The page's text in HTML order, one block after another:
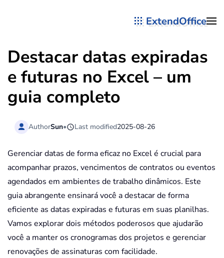
ExtendOffice
Destacar datas expiradas
e futuras no Excel – um
guia completo
AuthorSun• Last modified2025-08-26
Gerenciar datas de forma eficaz no Excel é crucial para
acompanhar prazos, vencimentos de contratos ou eventos
agendados em ambientes de trabalho dinâmicos. Este
guia abrangente ensinará você a destacar de forma
eficiente as datas expiradas e futuras em suas planilhas.
Vamos explorar dois métodos poderosos que ajudarão
você a manter os cronogramas dos projetos e gerenciar
renovações de assinaturas com facilidade.